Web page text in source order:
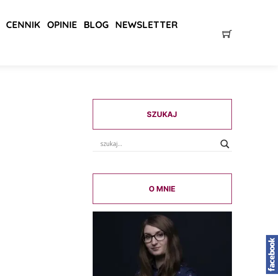
CENNIK OPINIE BLOG NEWSLETTER
SZUKAJ
O MNIE